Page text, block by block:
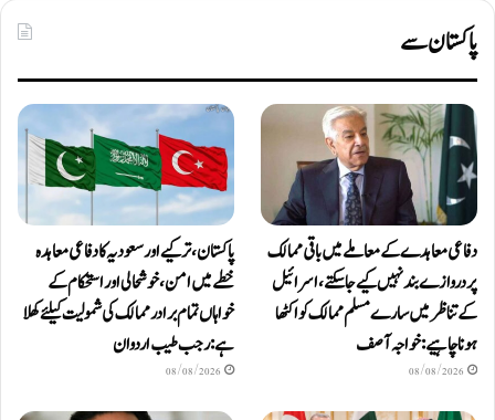
پاکستان سے
دفاعی معاہدےکے معاملے میں باقی ممالک
پر دروازے بند نہیں کیے جاسکتے، اسرائیل
کے تناظر میں سارے مسلم ممالک کو اکٹھا
ہونا چاہیے: خواجہ آصف
08/08/2026
پاکستان، ترکیے اور سعودیہ کا دفاعی معاہدہ
خطے میں امن، خوشحالی اور استحکام کے
خواہاں تمام برادر ممالک کی شمولیت کیلئےکھلا
ہے: رجب طیب اردوان
08/08/2026